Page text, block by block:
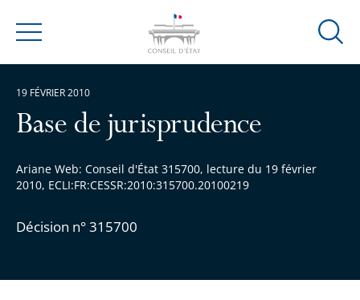
Menu
Ouvrir
Base de jurisprudence
Ariane Web: Conseil d'État 315700, lecture du 19 février
2010, ECLI:FR:CESSR:2010:315700.20100219
Décision n° 315700
19 FÉVRIER 2010